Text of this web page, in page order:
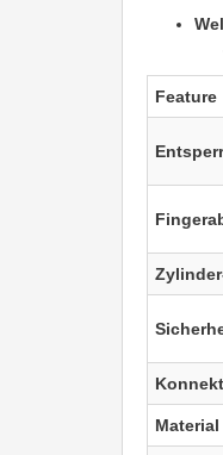
Feature